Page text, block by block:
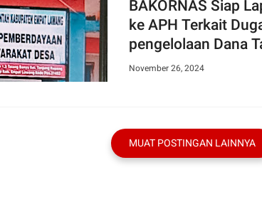
BAKORNAS Siap
ke APH Terkait
November 26, 2024
MUAT POSTINGAN LAINNYA